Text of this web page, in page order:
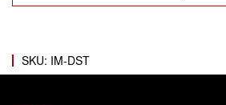
SKU: IM-DST